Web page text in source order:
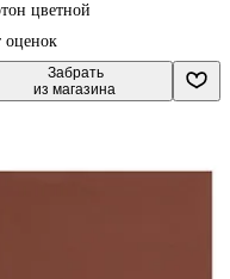
цветной
оценок
Забрать
из магазина